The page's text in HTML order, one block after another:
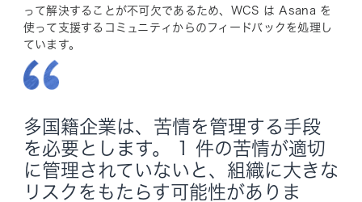
って解決することが不可欠であるため、WCS は Asana を
使って支援するコミュニティからのフィードバックを処理し
ています。
多国籍企業は、苦情を管理する手段
を必要とします。 1 件の苦情が適切
に管理されていないと、組織に大きな
リスクをもたらす可能性がありま